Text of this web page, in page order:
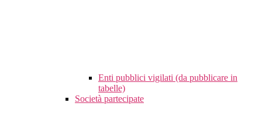
Enti pubblici vigilati (da pubblicare in
tabelle)
Società partecipate